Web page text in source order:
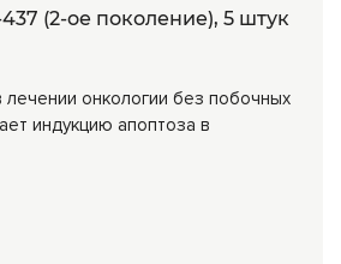
(2-ое поколение), 5 штук
онкологии без побочных
индукцию апоптоза в